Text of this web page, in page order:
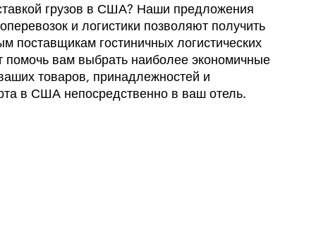
грузов в США? Наши предложения
и логистики позволяют получить
поставщикам гостиничных логистических
помочь вам выбрать наиболее экономичные
товаров, принадлежностей и
в США непосредственно в ваш отель.